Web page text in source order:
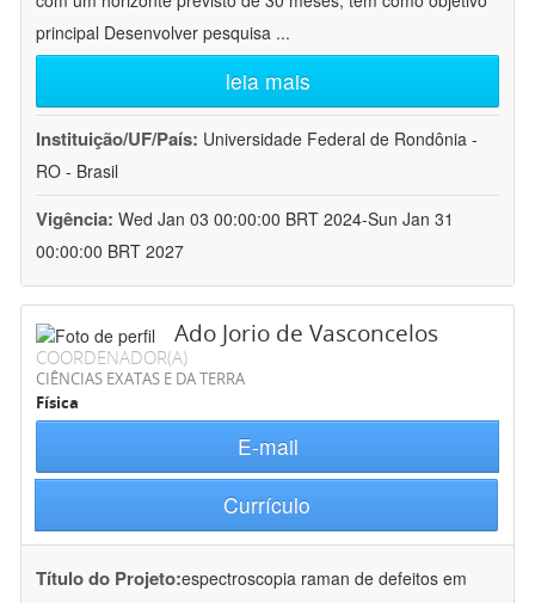
principal Desenvolver pesquisa ...
leia mais
Instituição/UF/País: Universidade Federal de Rondônia -
RO - Brasil
Vigência: Wed Jan 03 00:00:00 BRT 2024-Sun Jan 31
00:00:00 BRT 2027
Ado Jorio de Vasconcelos
COORDENADOR(A)
CIÊNCIAS EXATAS E DA TERRA
Física
E-mail
Currículo
Título do Projeto:espectroscopia raman de defeitos em